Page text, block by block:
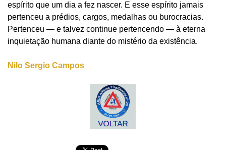
espírito que um dia a fez nascer. E esse espírito jamais
pertenceu a prédios, cargos, medalhas ou burocracias.
Pertenceu — e talvez continue pertencendo — à eterna
inquietação humana diante do mistério da existência.
Nilo Sergio Campos